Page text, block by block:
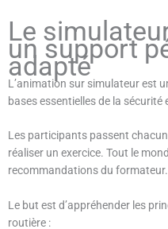
Le
un support
adapté
L’animation sur simulateur est
bases essentielles de la sécurité
Les participants passent
réaliser un exercice. Tout le
recommandations du formateur.
Le but est d’appréhender les
routière :